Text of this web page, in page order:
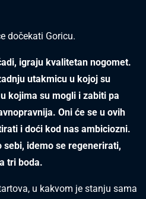
dočekati Goricu.
igraju kvalitetan nogomet.
utakmicu u kojoj su
kojima su mogli i zabiti pa
Oni će se u ovih
i doći kod nas ambiciozni.
sebi, idemo se regenerirati,
tri boda.
u kakvom je stanju sama